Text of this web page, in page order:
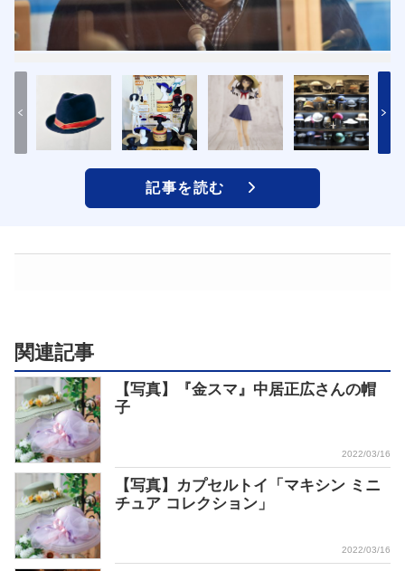
記事を読む
関連記事
【写真】『金スマ』中居正広さんの帽
子
2022/03/16
【写真】カプセルトイ「マキシン ミニ
チュア コレクション」
2022/03/16